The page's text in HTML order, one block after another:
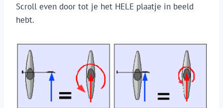
Scroll even door tot je het HELE plaatje in beeld
hebt.